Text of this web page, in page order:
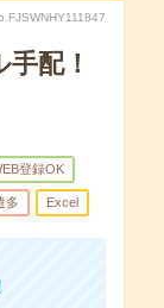
配！
登録OK
多 Excel